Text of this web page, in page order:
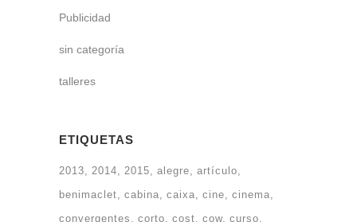
Publicidad
sin categoría
talleres
ETIQUETAS
2013 2014 2015 alegre
artículo
benimaclet
cabina caixa cine
cinema
convergentes
corto cost cow curso